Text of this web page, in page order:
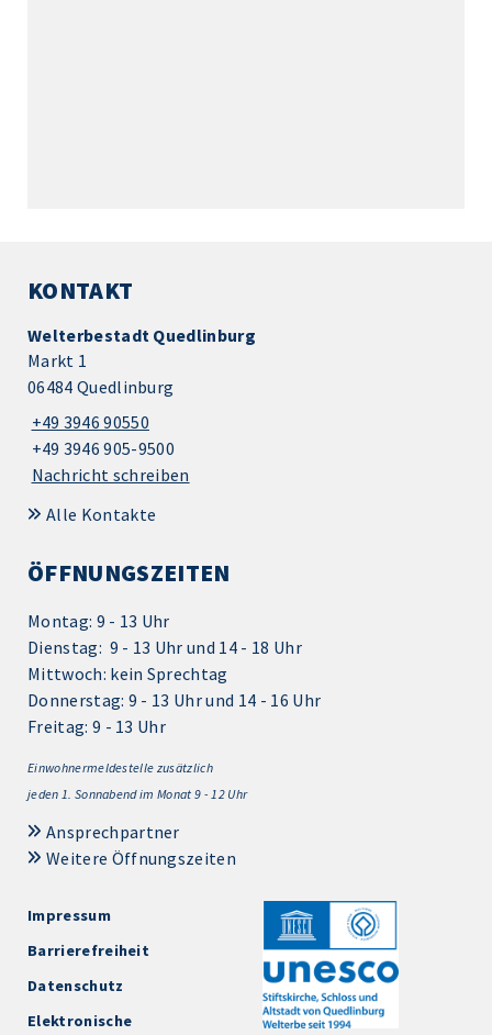
KONTAKT
Welterbestadt Quedlinburg
Markt 1
06484 Quedlinburg
+49 3946 90550
+49 3946 905-9500
Nachricht schreiben
Alle Kontakte
ÖFFNUNGSZEITEN
Montag: 9 - 13 Uhr
Dienstag: 9 - 13 Uhr und 14 - 18 Uhr
Mittwoch: kein Sprechtag
Donnerstag: 9 - 13 Uhr und 14 - 16 Uhr
Freitag: 9 - 13 Uhr
Einwohnermeldestelle zusätzlich
jeden 1. Sonnabend im Monat 9 - 12 Uhr
Ansprechpartner
Weitere Öffnungszeiten
Impressum
Barrierefreiheit
Datenschutz
Elektronische